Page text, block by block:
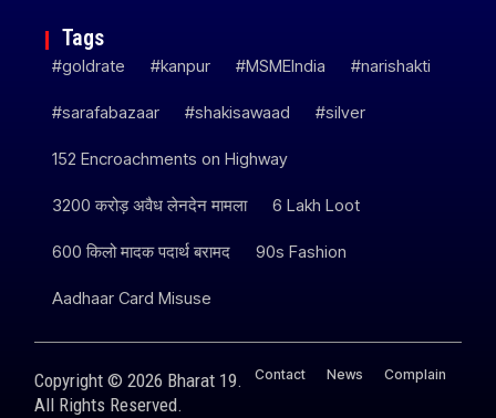
Tags
#goldrate #kanpur #MSMEIndia #narishakti
#sarafabazaar #shakisawaad #silver
152 Encroachments on Highway
3200 करोड़ अवैध लेनदेन मामला 6 Lakh Loot
600 किलो मादक पदार्थ बरामद 90s Fashion
Aadhaar Card Misuse
Copyright © 2026 Bharat 19.
All Rights Reserved.
Contact News Complain